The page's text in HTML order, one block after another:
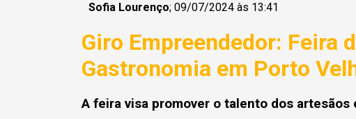
Sofia Lourenço; 09/07/2024 às 13:41
Giro Empreendedor: Feira
Gastronomia em Porto
A feira visa promover o talento dos artesãos